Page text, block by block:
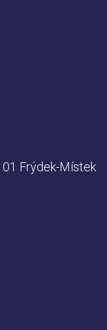
Frýdek-Místek